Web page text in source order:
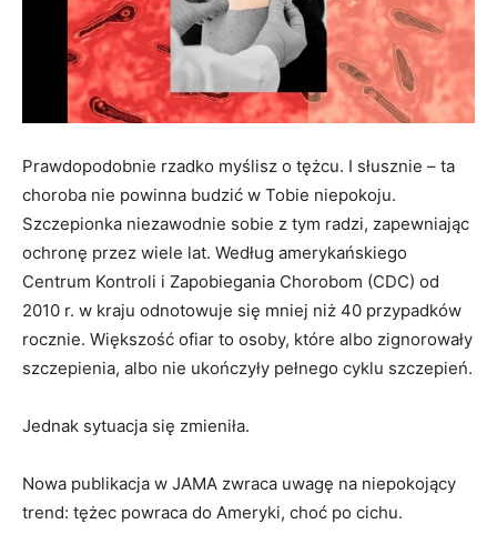
Prawdopodobnie rzadko myślisz o tężcu. I słusznie – ta
choroba nie powinna budzić w Tobie niepokoju.
Szczepionka niezawodnie sobie z tym radzi, zapewniając
ochronę przez wiele lat. Według amerykańskiego
Centrum Kontroli i Zapobiegania Chorobom (CDC) od
2010 r. w kraju odnotowuje się mniej niż 40 przypadków
rocznie. Większość ofiar to osoby, które albo zignorowały
szczepienia, albo nie ukończyły pełnego cyklu szczepień.
Jednak sytuacja się zmieniła.
Nowa publikacja w JAMA zwraca uwagę na niepokojący
trend: tężec powraca do Ameryki, choć po cichu.